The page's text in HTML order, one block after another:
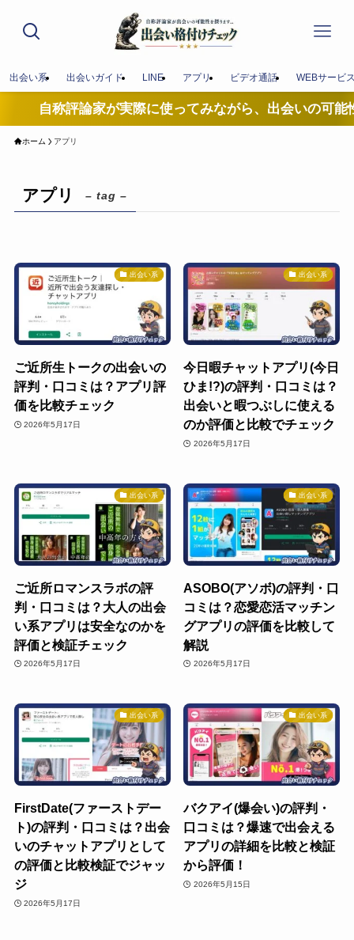
出会い系 出会いガイド LINE アプリ ビデオ通話 WEBサービ
自称評論家が実際に使ってみながら、出会いの可能性
ホーム アプリ
アプリ – tag –
出会い系
ご近所生トークの出会いの
評判・口コミは？アプリ評
価を比較チェック
2026年5月17日
出会い系
今日暇チャットアプリ(今日
ひま!?)の評判・口コミは？
出会いと暇つぶしに使える
のか評価と比較でチェック
2026年5月17日
出会い系
ご近所ロマンスラボの評
判・口コミは？大人の出会
い系アプリは安全なのかを
評価と検証チェック
2026年5月17日
出会い系
ASOBO(アソボ)の評判・口
コミは？恋愛恋活マッチン
グアプリの評価を比較して
解説
2026年5月17日
出会い系
FirstDate(ファーストデー
ト)の評判・口コミは？出会
いのチャットアプリとして
の評価と比較検証でジャッ
ジ
2026年5月17日
出会い系
バクアイ(爆会い)の評判・
口コミは？爆速で出会える
アプリの詳細を比較と検証
から評価！
2026年5月15日